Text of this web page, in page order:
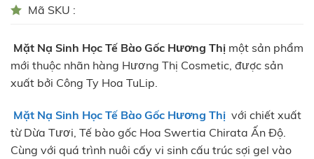
Mã SKU :
Mặt Nạ Sinh Học Tế Bào Gốc Hương Thị một sản phẩm
mới thuộc nhãn hàng Hương Thị Cosmetic, được sản
xuất bởi Công Ty Hoa TuLip.
Mặt Nạ Sinh Học Tế Bào Gốc Hương Thị với chiết xuất
từ Dừa Tươi, Tế bào gốc Hoa Swertia Chirata Ấn Độ.
Cùng với quá trình nuôi cấy vi sinh cấu trúc sợi gel vào